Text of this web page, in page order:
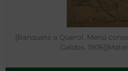
[Banquete a Querol. Menú
Galdós.